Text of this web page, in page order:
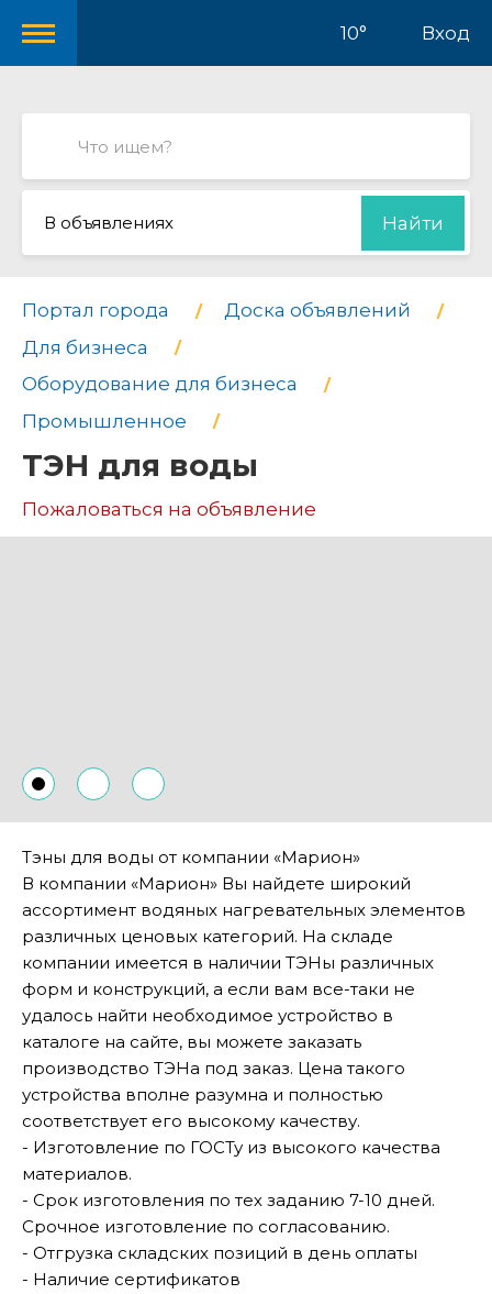
10° Вход
В объявлениях Найти
Портал города
Доска объявлений
Для бизнеса
Оборудование для бизнеса
Промышленное
ТЭН для воды
Пожаловаться на объявление
Тэны для воды от компании «Марион»
В компании «Марион» Вы найдете широкий
ассортимент водяных нагревательных элементов
различных ценовых категорий. На складе
компании имеется в наличии ТЭНы различных
форм и конструкций, а если вам все-таки не
удалось найти необходимое устройство в
каталоге на сайте, вы можете заказать
производство ТЭНа под заказ. Цена такого
устройства вполне разумна и полностью
соответствует его высокому качеству.
- Изготовление по ГОСТу из высокого качества
материалов.
- Срок изготовления по тех заданию 7-10 дней.
Срочное изготовление по согласованию.
- Отгрузка складских позиций в день оплаты
- Наличие сертификатов